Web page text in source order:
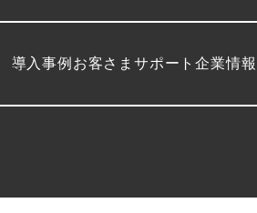
導入事例 お客さまサポート企業情報